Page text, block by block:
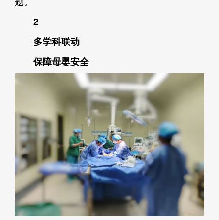
2
多学科联动
保障母婴安全